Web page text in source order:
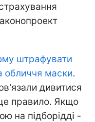
штрафувати
обличчя маски.
дивитися
правило. Якщо
на підборідді -